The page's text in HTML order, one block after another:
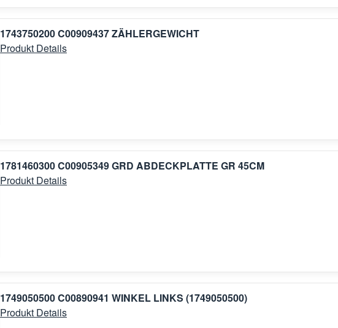
1743750200 C00909437 ZÄHLERGEWICHT
Produkt Details
1781460300 C00905349 GRD ABDECKPLATTE GR 45CM
Produkt Details
1749050500 C00890941 WINKEL LINKS (1749050500)
Produkt Details